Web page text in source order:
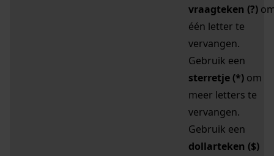
vraagteken (?)
één letter te
vervangen.
Gebruik een
sterretje (*) om
meer letters te
vervangen.
Gebruik een
dollarteken ($)